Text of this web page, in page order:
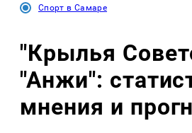
Спорт в Самаре
"Крылья
"Анжи":
мнения и